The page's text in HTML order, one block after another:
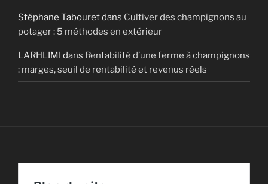
Stéphane Tabouretdans Cultiver des champignons au
potager : 5 méthodes en extérieur
LARHLIMI dans Rentabilité d’une ferme à champignons
: marges, seuil de rentabilité et revenus réels